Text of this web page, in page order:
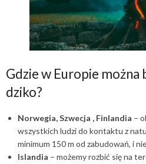
Gdzie w Europie można
dziko?
Norwegia, Szwecja , Finlandia –
wszystkich ludzi do kontaktu z
minimum 150 m od zabudowań, i
Islandia – możemy rozbić się na